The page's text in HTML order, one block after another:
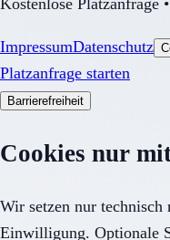
ImpressumDatenschutz
Platzanfrage starten
Barrierefreiheit
Cookies nur
Wir setzen nur technisch
Einwilligung. Optionale